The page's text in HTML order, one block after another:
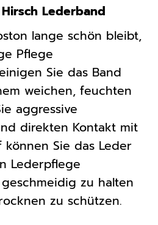
Lederband
lange schön bleibt,
Pflege
Sie das Band
weichen, feuchten
aggressive
direkten Kontakt mit
können Sie das Leder
Lederpflege
zu halten
zu schützen.